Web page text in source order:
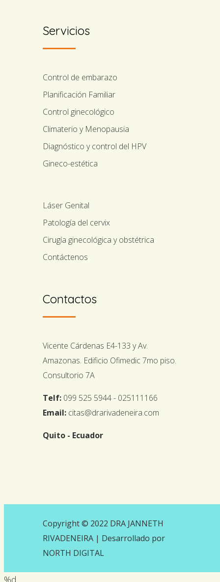
Servicios
Control de embarazo
Planificación Familiar
Control ginecológico
Climaterio y Menopausia
Diagnóstico y control del HPV
Gineco-estética
Láser Genital
Patología del cervix
Cirugía ginecológica y obstétrica
Contáctenos
Contactos
Vicente Cárdenas E4-133 y Av.
Amazonas. Edificio Ofimedic 7mo piso.
Consultorio 7A
Telf: 099 525 5944 - 025111166
Email: citas@drarivadeneira.com
Quito - Ecuador
Copyright © 2022 DRA JANNETH
RIVADENEIRA | Desarrollado por
NORTH DIGITAL
%d